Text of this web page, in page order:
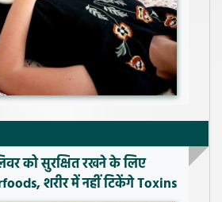
को सुरक्षित रखने के लिए
शरीर में नहीं टिकेंगे Toxins